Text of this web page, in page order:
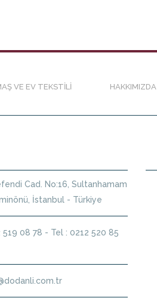
VE EV TEKSTILI HAKKIMIZDA
Cad. No:16, Sultanhamam
İstanbul - Türkiye
519 08 78 - Tel : 0212 520 85